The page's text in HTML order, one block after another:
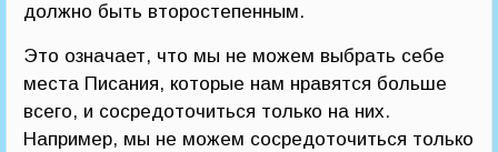
должно быть второстепенным.
Это означает, что мы не можем выбрать себе
места Писания, которые нам нравятся больше
всего, и сосредоточиться только на них.
Например, мы не можем сосредоточиться только